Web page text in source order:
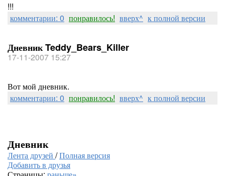
!!!
комментарии: 0 понравилось! вверх^ к полной версии
Дневник Teddy_Bears_Killer
17-11-2007 15:27
Вот мой дневник.
комментарии: 0 понравилось! вверх^ к полной версии
Дневник
Лента друзей /Полная версия
Добавить в друзья